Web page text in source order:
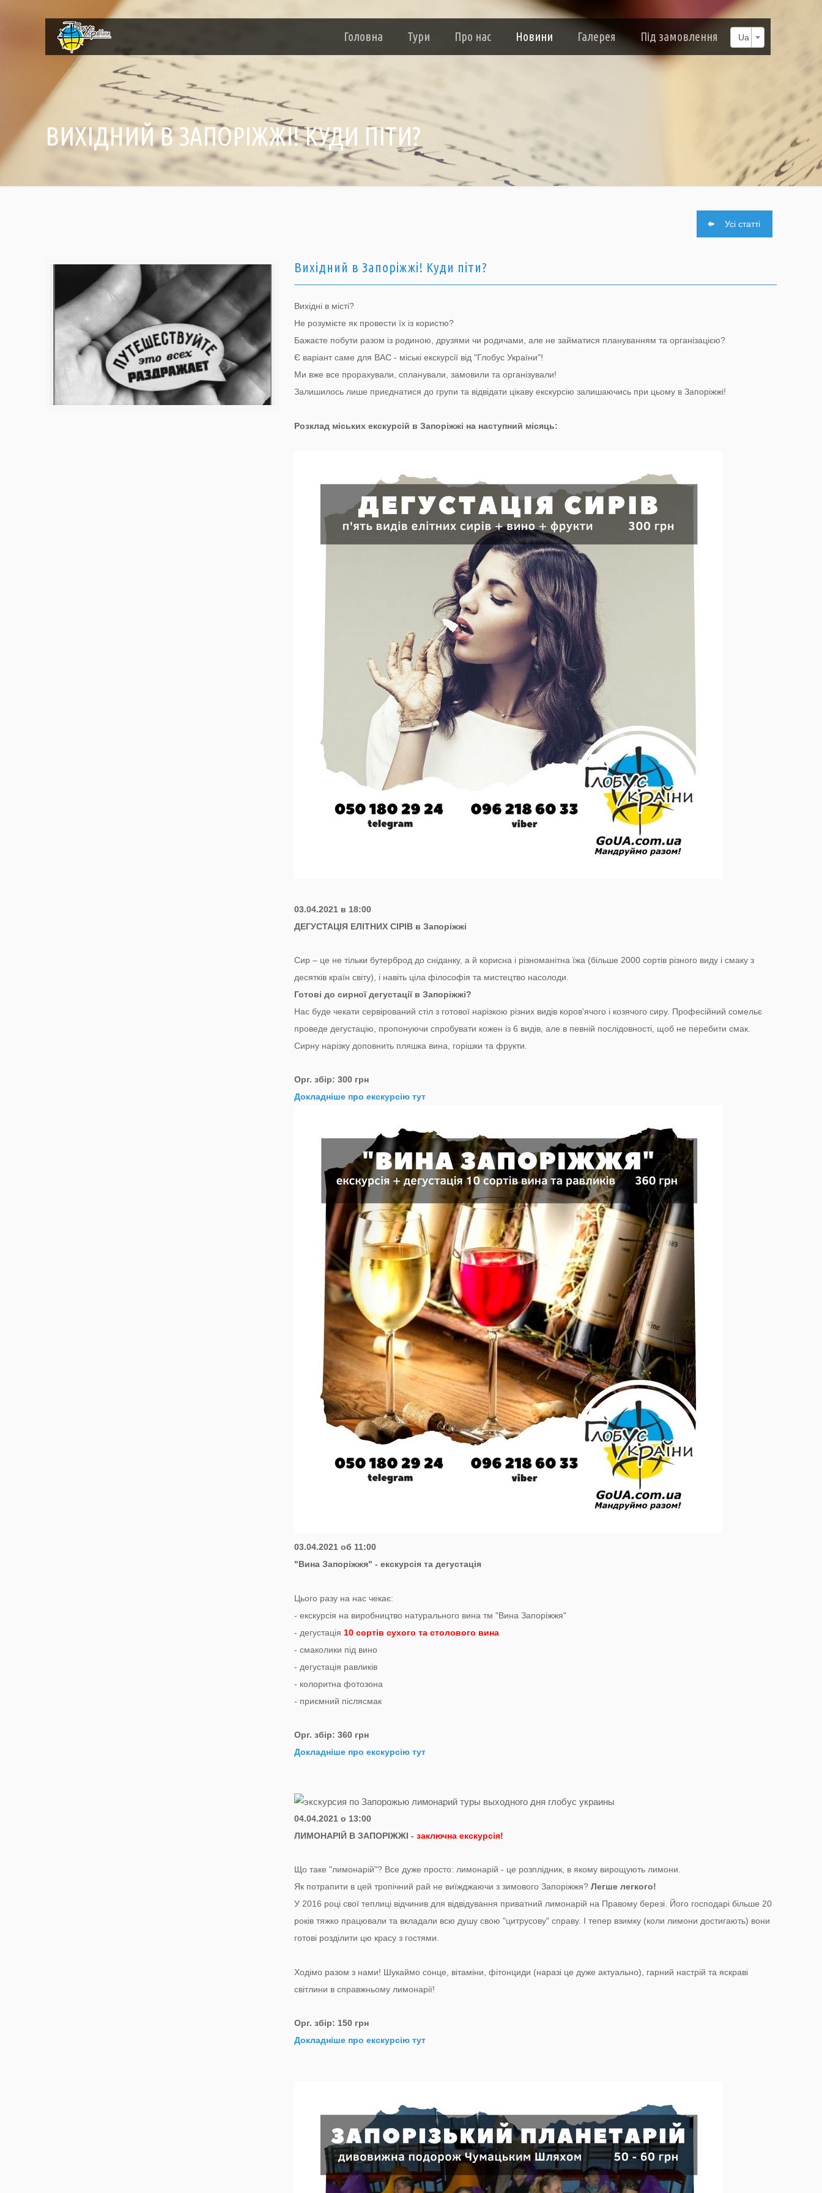
Головна Тури Про нас Новини Галерея Під замовлення Ua
ВИХІДНИЙ В ЗАПОРІЖЖІ! КУДИ ПІТИ?
Усі статті
Вихідний в Запоріжжі! Куди піти?
Вихідні в місті?
Не розумієте як провести їх із користю?
Бажаєте побути разом із родиною, друзями чи родичами, але не займатися плануванням та організацією?
Є варіант саме для ВАС - міські екскурсії від "Глобус України"!
Ми вже все прорахували, спланували, замовили та організували!
Залишилось лише приєднатися до групи та відвідати цікаву екскурсію залишаючись при цьому в Запоріжжі!
Розклад міських екскурсій в Запоріжжі на наступний місяць:
03.04.2021 в 18:00
ДЕГУСТАЦІЯ ЕЛІТНИХ СІРІВ в Запоріжжі
Сир – це не тільки бутерброд до сніданку, а й корисна і різноманітна їжа (більше 2000 сортів різного виду і смаку з
десятків країн світу), і навіть ціла філософія та мистецтво насолоди.
Готові до сирної дегустації в Запоріжжі?
Нас буде чекати сервірований стіл з готової нарізкою різних видів коров'ячого і козячого сиру. Професійний сомельє
проведе дегустацію, пропонуючи спробувати кожен із 6 видів, але в певній послідовності, щоб не перебити смак.
Сирну нарізку доповнить пляшка вина, горішки та фрукти.
Орг. збір: 300 грн
Докладніше про екскурсію тут
03.04.2021 об 11:00
"Вина Запоріжжя" - екскурсія та дегустація
Цього разу на нас чекає:
- екскурсія на виробництво натурального вина тм "Вина Запоріжжя"
- дегустація 10 сортів сухого та столового вина
- смаколики під вино
- дегустація равликів
- колоритна фотозона
- приємний післясмак
Орг. збір: 360 грн
Докладніше про екскурсію тут
04.04.2021 о 13:00
ЛИМОНАРІЙ В ЗАПОРІЖЖІ - заключна екскурсія!
Що таке "лимонарій"? Все дуже просто: лимонарій - це розплідник, в якому вирощують лимони.
Як потрапити в цей тропічний рай не виїжджаючи з зимового Запоріжжя? Легше легкого!
У 2016 році свої теплиці відчинив для відвідування приватний лимонарій на Правому березі. Його господарі більше 20
років тяжко працювали та вкладали всю душу свою "цитрусову" справу. І тепер взимку (коли лимони достигають) вони
готові розділити цю красу з гостями.
Ходімо разом з нами! Шукаймо сонце, вітаміни, фітонциди (наразі це дуже актуально), гарний настрій та яскраві
світлини в справжньому лимонарії!
Орг. збір: 150 грн
Докладніше про екскурсію тут